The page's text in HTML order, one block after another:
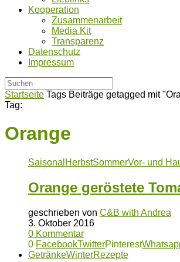
Kooperation
Zusammenarbeit
Media Kit
Transparenz
Datenschutz
Impressum
Startseite Tags Beiträge getagged mit
Tag:
Orange
Saisonal HerbstSommerVor- und
Orange geröstete
geschrieben von C&B with Andrea
3. Oktober 2016
0 Kommentar
0 FacebookTwitterPinterest
GetränkeWinterRezepte